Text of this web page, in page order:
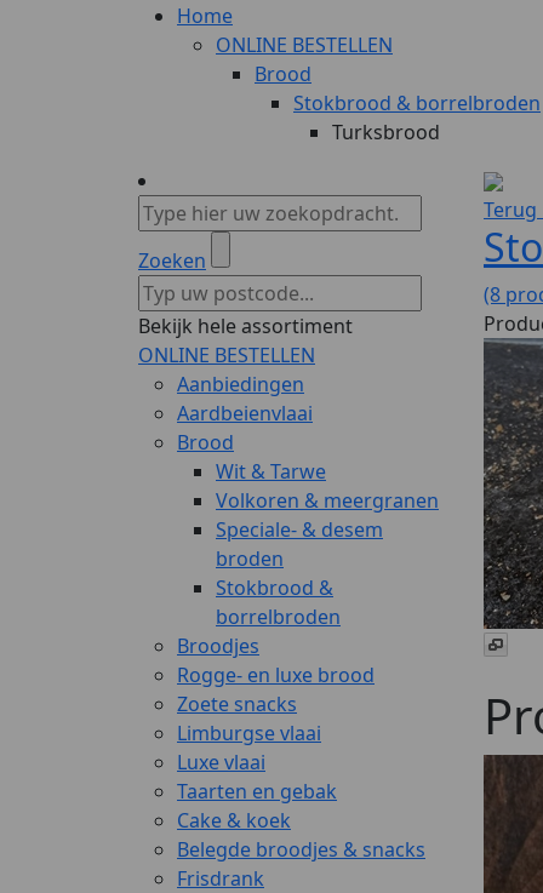
Home
ONLINE BESTELLEN
Brood
Stokbrood & borrelbroden
Turksbrood
Zoeken
Bekijk hele assortiment
ONLINE BESTELLEN
Aanbiedingen
Aardbeienvlaai
Brood
Wit & Tarwe
Volkoren & meergranen
Speciale- & desem
broden
Stokbrood &
borrelbroden
Broodjes
Rogge- en luxe brood
Zoete snacks
Limburgse vlaai
Luxe vlaai
Taarten en gebak
Cake & koek
Belegde broodjes & snacks
Frisdrank
(8